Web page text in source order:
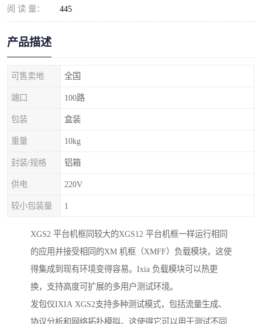
阅 读 量： 445
产品描述
可售卖地 全国
端口 100路
包装 盒装
重量 10kg
封装/规格 铝箱
供电 220V
较小包装量 1
XGS2 平台机框同较大的XGS12 平台机框一样运行相同
的应用并接受相同的XM 机框（XMFF）负载模块，这使
得集成到现有环境变得容易。Ixia 负载模块可以热更
换，支持高度可扩展的多用户测试环境。
发包仪IXIA XGS2支持多种测试模式，包括流量生成、
协议分析和网络拓扑模拟。这使得它可以用于测试不同